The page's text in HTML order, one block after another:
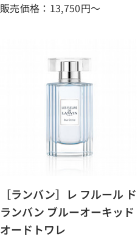
販売価格：13,750円～
［ランバン］レ フルール ド
ランバン ブルーオーキッド
オードトワレ